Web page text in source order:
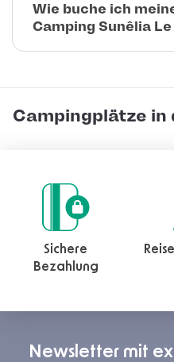
Wie buche ich
Camping Sunêlia
Campingplätze in
Sichere
Bezahlung
Newsletter mit